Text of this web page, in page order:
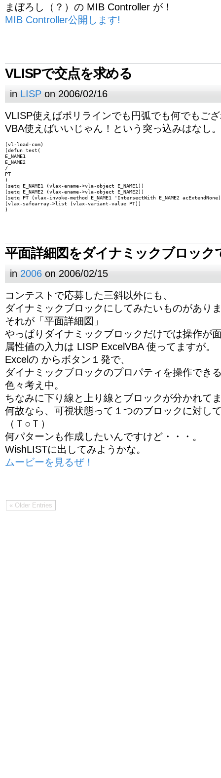
まぼろし（？）の MIB Controller が！
MIB Controller公開します!
VLISPで交点を求める
in LISP on 2006/02/16
VLISP使えばポリラインでも円弧でも何でもご
VBA使えばいいじゃん！という突っ込みはなし。
(vl-load-com)
(defun test(
E_NAME1
E_NAME2
/
PT
)
(setq E_NAME1 (vlax-ename->vla-object E_NAME1))
(setq E_NAME2 (vlax-ename->vla-object E_NAME2))
(setq PT (vlax-invoke-method E_NAME1 'IntersectWith E_NAME2
(vlax-safearray->list (vlax-variant-value PT))
平面詳細図をダイナミックブロック
in 2006 on 2006/02/15
コンテストで応募した三斜以外にも、
ダイナミックブロックにしてみたいものがあり
それが「平面詳細図」
やっぱりダイナミックブロックだけでは操作が
属性値の入力は LISP ExcelVBA 使ってますが。
Excelの からボタン１発で、
ダイナミックブロックのプロパティを操作でき
色々考え中。
ちなみに下り線と上り線とブロックが分かれて
何故なら、可視状態って１つのブロックに対し
（Ｔ○Ｔ）
何パターンも作成したいんですけど・・・。
WishLISTに出してみようかな。
ムービーを見るぜ！
« Older Entries